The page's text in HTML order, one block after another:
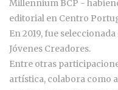
Millennium BCP -
editorial en Centro
En 2019, fue
Jóvenes Creadores.
Entre otras
artística, colabora como